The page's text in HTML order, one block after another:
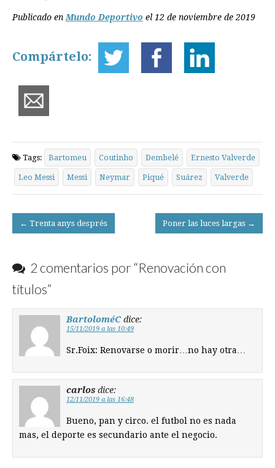
Publicado en Mundo Deportivo el 12 de noviembre de 2019
Compártelo:
Tags: Bartomeu Coutinho Dembelé Ernesto Valverde
Leo Messi Messi Neymar Piqué Suárez Valverde
Post
← Trenta anys després Poner las luces largas →
2 comentarios por “Renovación con
títulos”
BartoloméC dice:
15/11/2019 a las 10:49
Sr.Foix: Renovarse o morir…no hay otra…
carlos dice:
12/11/2019 a las 16:48
Bueno, pan y circo. el futbol no es nada
mas, el deporte es secundario ante el negocio.